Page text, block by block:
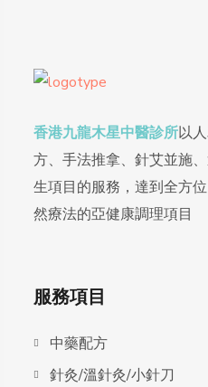
香港九龍木星中醫診所以
方、手法推拿、針艾並施
生項目的服務，達到全方
然療法的亞健康調理項目
服務項目
中藥配方
針灸/溫針灸/小針刀